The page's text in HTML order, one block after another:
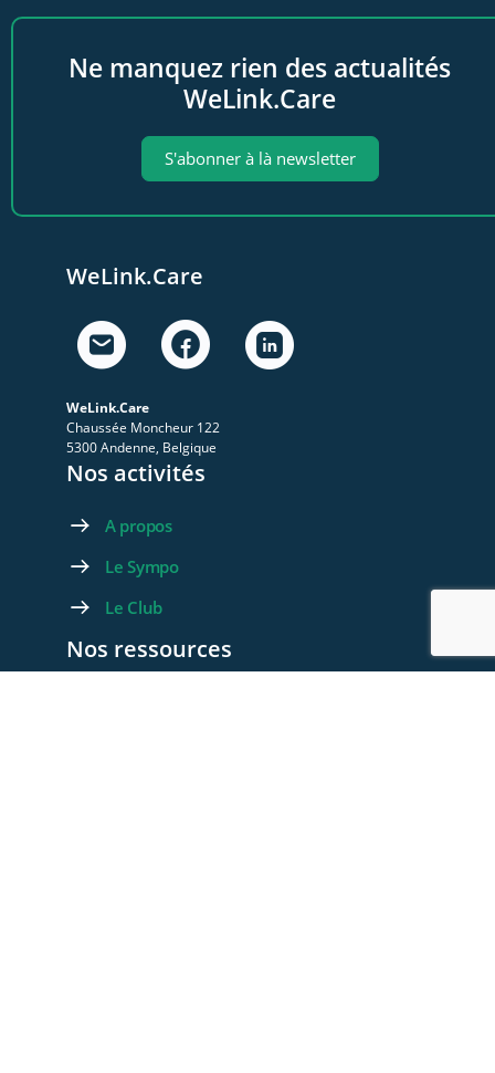
Ne manquez rien des actualités
WeLink.Care
S'abonner à là newsletter
WeLink.Care
WeLink.Care
Chaussée Moncheur 122
5300 Andenne, Belgique
Nos activités
A propos
Le Sympo
Le Club
Nos ressources